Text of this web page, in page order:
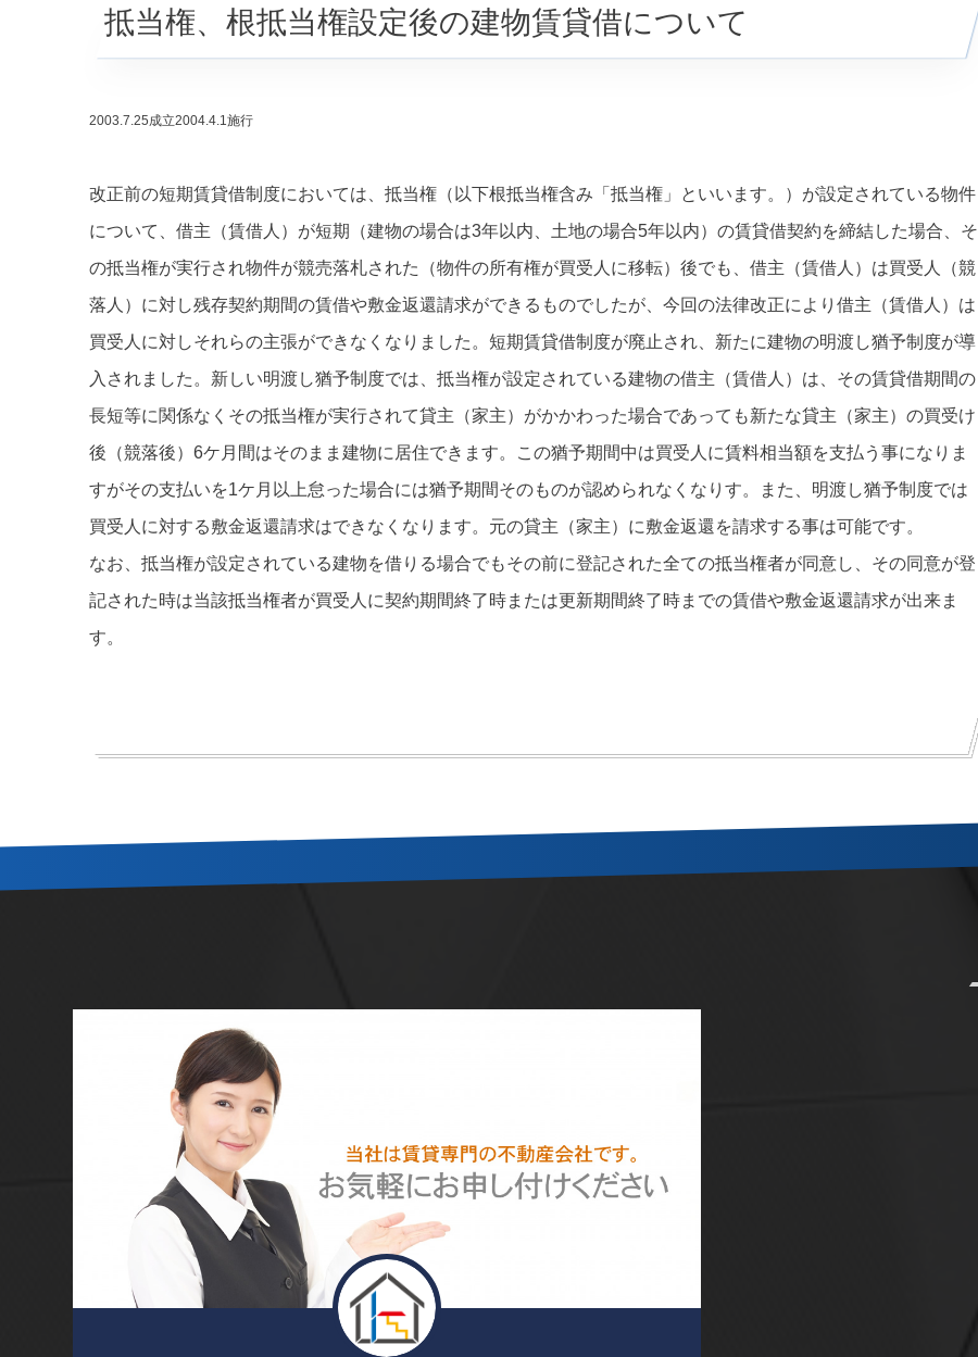
抵当権、根抵当権設定後の建物賃貸借について
2003.7.25成立2004.4.1施行
改正前の短期賃貸借制度においては、抵当権（以下根抵当権含み「抵当権」といいます。）が設定されている物件
について、借主（賃借人）が短期（建物の場合は3年以内、土地の場合5年以内）の賃貸借契約を締結した場合、そ
の抵当権が実行され物件が競売落札された（物件の所有権が買受人に移転）後でも、借主（賃借人）は買受人（競
落人）に対し残存契約期間の賃借や敷金返還請求ができるものでしたが、今回の法律改正により借主（賃借人）は
買受人に対しそれらの主張ができなくなりました。短期賃貸借制度が廃止され、新たに建物の明渡し猶予制度が導
入されました。新しい明渡し猶予制度では、抵当権が設定されている建物の借主（賃借人）は、その賃貸借期間の
長短等に関係なくその抵当権が実行されて貸主（家主）がかかわった場合であっても新たな貸主（家主）の買受け
後（競落後）6ケ月間はそのまま建物に居住できます。この猶予期間中は買受人に賃料相当額を支払う事になりま
すがその支払いを1ケ月以上怠った場合には猶予期間そのものが認められなくなりす。また、明渡し猶予制度では
買受人に対する敷金返還請求はできなくなります。元の貸主（家主）に敷金返還を請求する事は可能です。
なお、抵当権が設定されている建物を借りる場合でもその前に登記された全ての抵当権者が同意し、その同意が登
記された時は当該抵当権者が買受人に契約期間終了時または更新期間終了時までの賃借や敷金返還請求が出来ま
す。